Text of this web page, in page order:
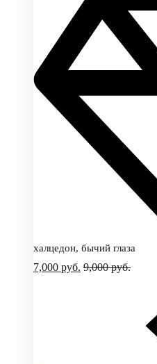
халцедон, бычий глаза
7,000 руб. 9,000руб.